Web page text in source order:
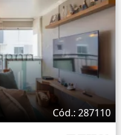
Cód.: 287110